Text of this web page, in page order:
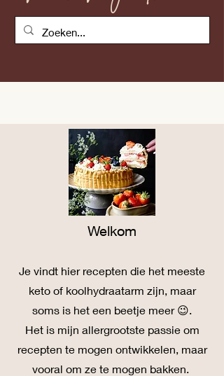
Welkom
Je vindt hier recepten die het meeste
keto of koolhydraatarm zijn, maar
soms is het een beetje meer 😉.
Het is mijn allergrootste passie om
recepten te mogen ontwikkelen, maar
vooral om ze te mogen bakken.